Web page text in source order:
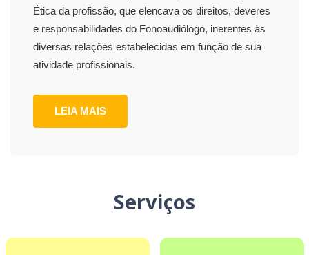
Ética da profissão, que elencava os direitos, deveres
e responsabilidades do Fonoaudiólogo, inerentes às
diversas relações estabelecidas em função de sua
atividade profissionais.
LEIA MAIS
Serviços